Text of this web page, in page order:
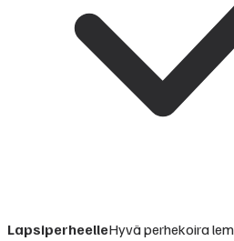
LapsiperheelleHyvä perhekoira